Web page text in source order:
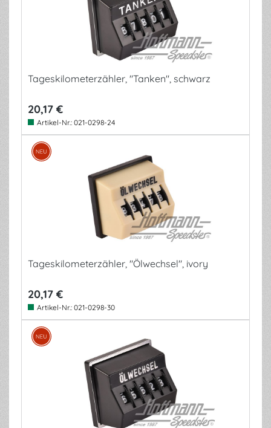
Tageskilometerzähler, "Tanken", schwarz
20,17 €
Artikel-Nr.: 021-0298-24
Tageskilometerzähler, "Ölwechsel", ivory
20,17 €
Artikel-Nr.: 021-0298-30